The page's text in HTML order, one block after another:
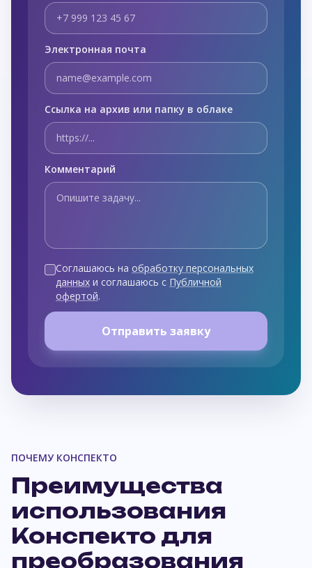
Электронная почта
Ссылка на архив или папку в облаке
Комментарий
Соглашаюсь на обработку персональных
данных и соглашаюсь с Публичной
офертой.
Отправить заявку
ПОЧЕМУ КОНСПЕКТО
Преимущества
использования
Конспекто для
преобразования